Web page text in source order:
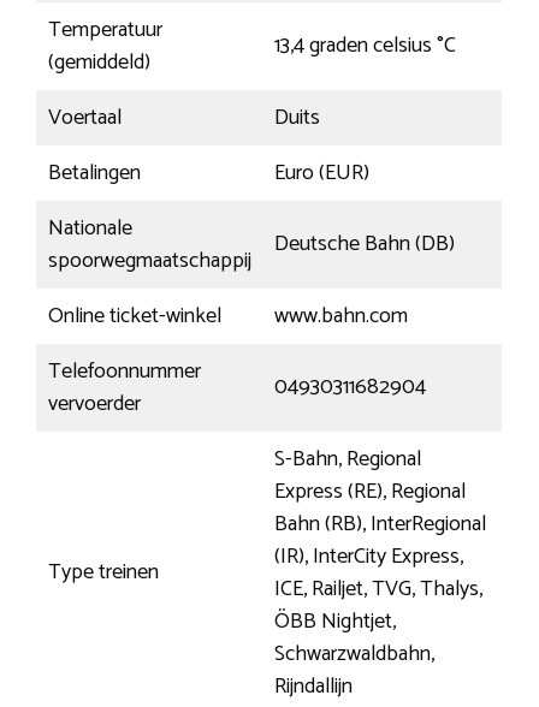
Temperatuur
(gemiddeld)
13,4 graden celsius °C
Voertaal
Duits
Betalingen
Euro (EUR)
Nationale
spoorwegmaatschappij
Deutsche Bahn (DB)
Online ticket-winkel
www.bahn.com
Telefoonnummer
vervoerder
04930311682904
Type treinen
S-Bahn, Regional
Express (RE), Regional
Bahn (RB), InterRegional
(IR), InterCity Express,
ICE, Railjet, TVG, Thalys,
ÖBB Nightjet,
Schwarzwaldbahn,
Rijndallijn